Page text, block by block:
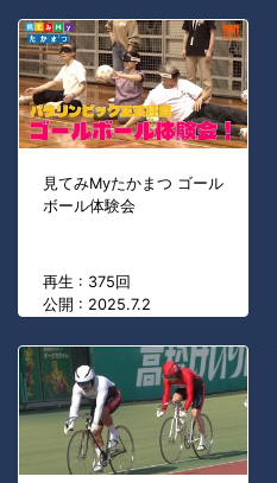
見てみMyたかまつ ゴール
ボール体験会
再生 : 375回
公開 : 2025.7.2